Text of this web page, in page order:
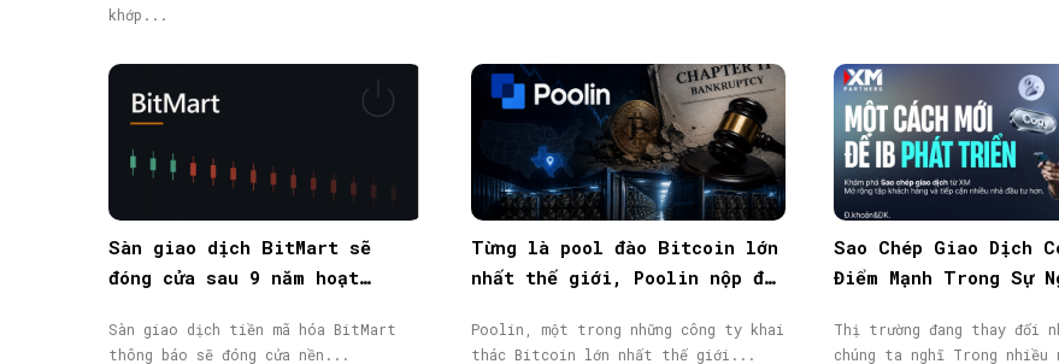
khớp...
Sàn giao dịch BitMart sẽ
đóng cửa sau 9 năm hoạt
Sàn giao dịch tiền mã hóa BitMart
thông báo sẽ đóng cửa nền...
Từng là pool đào Bitcoin lớn
nhất thế giới, Poolin nộp đơn
Poolin, một trong những công ty khai
thác Bitcoin lớn nhất thế giới...
Sao Chép Giao Dịch
Điểm Mạnh Trong Sự
Thị trường đang thay đổi
chúng ta nghĩ